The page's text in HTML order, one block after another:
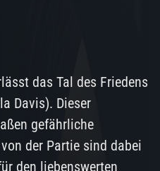
das Tal des Friedens
Davis). Dieser
gefährliche
der Partie sind dabei
den liebenswerten